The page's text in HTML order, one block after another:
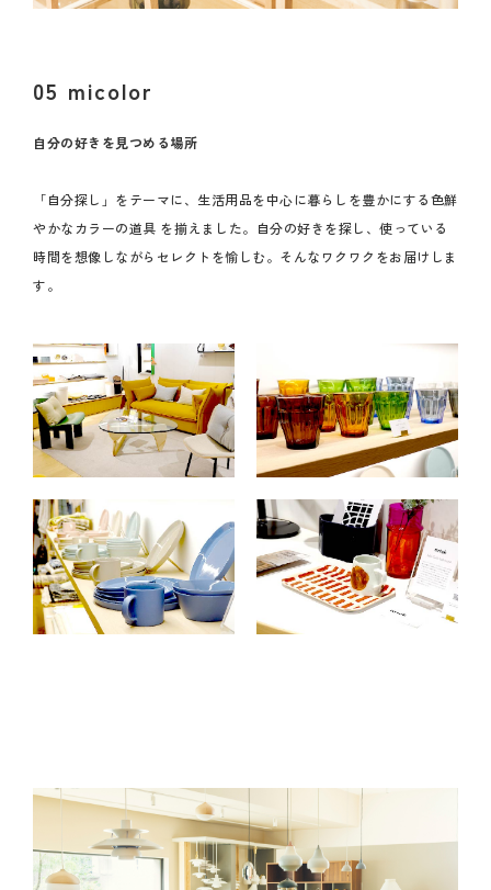
05 micolor
自分の好きを見つめる場所
「自分探し」をテーマに、生活用品を中心に暮らしを豊かにする色鮮
やかなカラーの道具 を揃えました。自分の好きを探し、使っている
時間を想像しながらセレクトを愉しむ。そんなワクワクをお届けしま
す。